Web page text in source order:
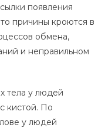
появления
причины кроются в
обмена,
и неправильном
тела у людей
кистой. По
у людей